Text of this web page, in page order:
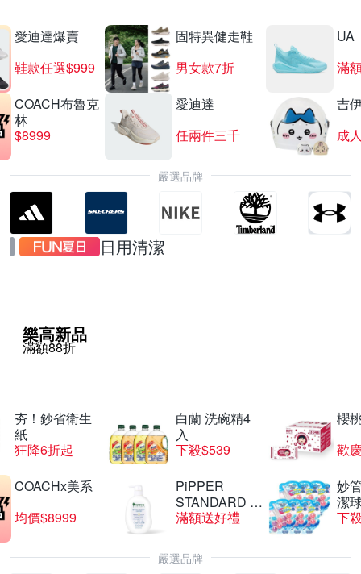
愛迪達爆賣
鞋款任選$999
固特異健走鞋
男女款7折
UA
滿
COACH布魯克
林
$8999
愛迪達
任兩件三千
吉
嚴選品牌
日用清潔
樂高新品
滿額88折
夯！鈔省衛生
紙
狂降6折起
白蘭 洗碗精4
入
下殺$539
櫻
歡
COACHx美系
均價$8999
PiPPER
STANDARD 沛
柏
滿額送好禮
妙
潔
下
嚴選品牌